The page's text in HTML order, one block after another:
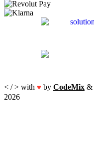
< / > with ♥ by CodeMix &
2026